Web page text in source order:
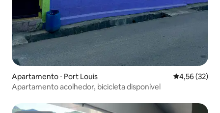
Apartamento ⋅ Port Louis 4,56 de uma
4,56 (32)
Apartamento acolhedor, bicicleta disponível